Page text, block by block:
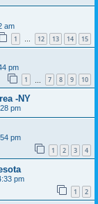
am
1 … 12 13 14 15
pm
1 7 8 9 10
-NY
pm
pm
1 2 3 4
pm
1 2